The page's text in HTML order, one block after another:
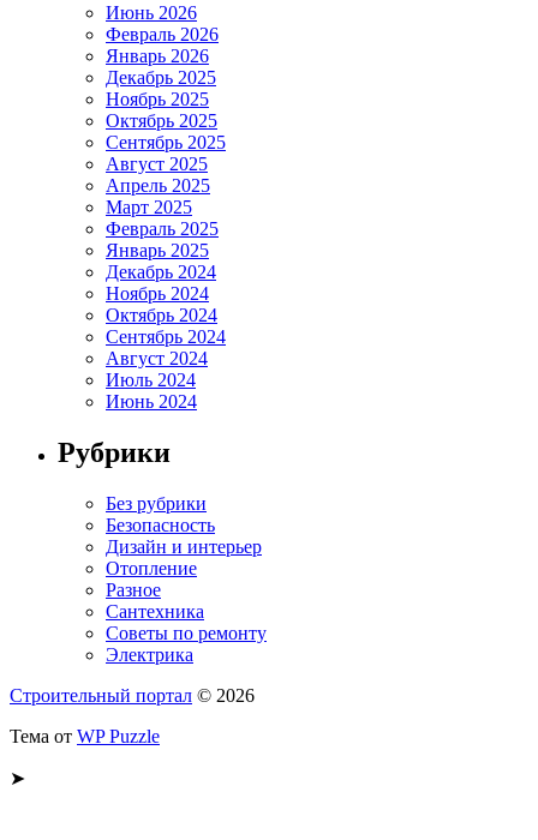
Июнь 2026
Февраль 2026
Январь 2026
Декабрь 2025
Ноябрь 2025
Октябрь 2025
Сентябрь 2025
Август 2025
Апрель 2025
Март 2025
Февраль 2025
Январь 2025
Декабрь 2024
Ноябрь 2024
Октябрь 2024
Сентябрь 2024
Август 2024
Июль 2024
Июнь 2024
Рубрики
Без рубрики
Безопасность
Дизайн и интерьер
Отопление
Разное
Сантехника
Советы по ремонту
Электрика
Строительный портал © 2026
Тема от WP Puzzle
➤